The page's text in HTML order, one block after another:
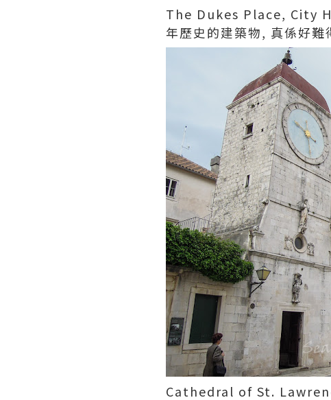
The Dukes Place, City
年歷史的建築物, 真係好
Cathedral of St.